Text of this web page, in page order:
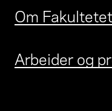
Om Fakultetet
Arbeider og